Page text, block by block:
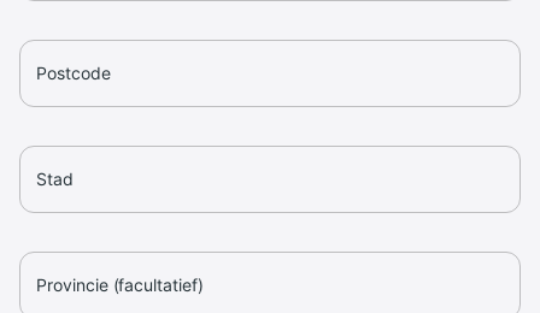
Postcode
Stad
Provincie (facultatief)